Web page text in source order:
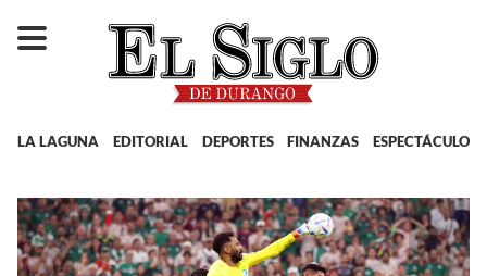
LA LAGUNA EDITORIAL DEPORTES FINANZAS ESPECTÁCULOS